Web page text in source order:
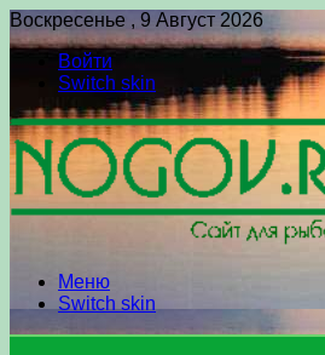
Воскресенье , 9 Август 2026
Войти
Switch skin
Меню
Switch skin